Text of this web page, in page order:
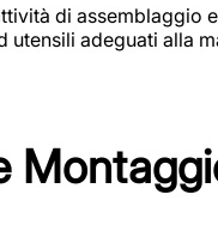
di
adeguati alla